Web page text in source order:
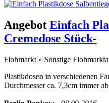
Angebot Einfach
Cremedose Stück-
Flohmarkt » Sonstige
Plastikdosen in verschiedenen
Durchmesser ca. 7,3cm immer